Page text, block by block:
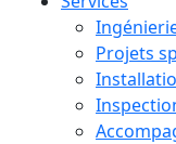
Projets